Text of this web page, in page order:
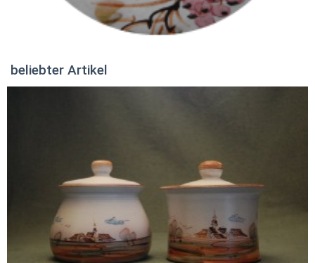
beliebter Artikel